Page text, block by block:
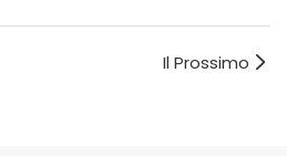
Il Prossimo